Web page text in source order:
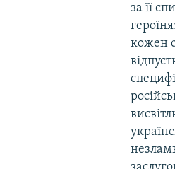
за її
кожен